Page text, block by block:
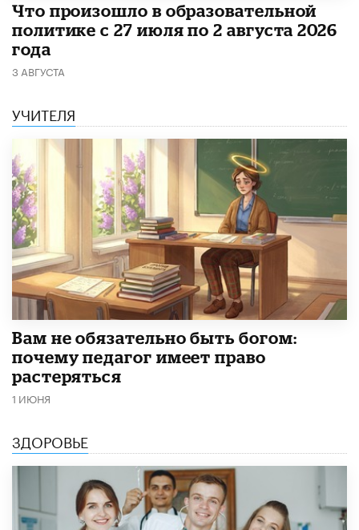
​Что произошло в образовательной
политике с 27 июля по 2 августа 2026
года
3 АВГУСТА
УЧИТЕЛЯ
​Вам не обязательно быть богом:
почему педагог имеет право
растеряться
1 ИЮНЯ
ЗДОРОВЬЕ